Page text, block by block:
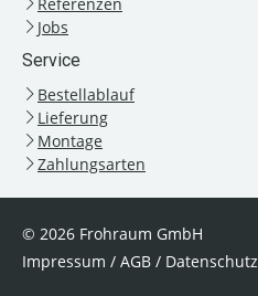
Jobs
Service
Bestellablauf
Lieferung
Montage
Zahlungsarten
© 2026 Frohraum GmbH
Impressum / AGB / Datenschutz